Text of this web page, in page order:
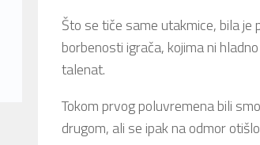
Što se tiče same utakmice, bila je
borbenosti igrača, kojima ni
talenat.
Tokom prvog poluvremena bili
drugom, ali se ipak na odmor